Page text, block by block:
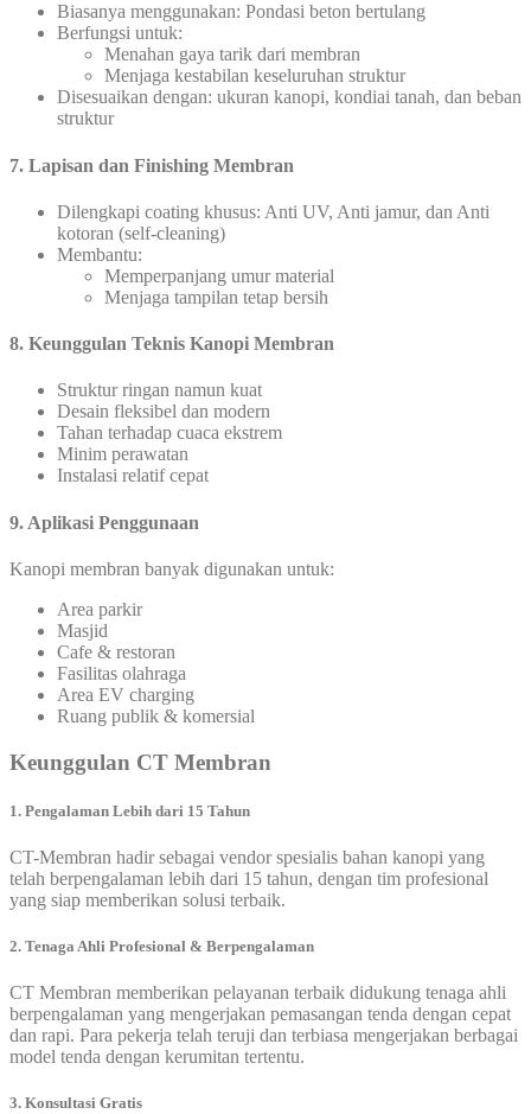
Biasanya menggunakan: Pondasi beton bertulang
Berfungsi untuk:
Menahan gaya tarik dari membran
Menjaga kestabilan keseluruhan struktur
Disesuaikan dengan: ukuran kanopi, kondiai tanah, dan beban
struktur
7. Lapisan dan Finishing Membran
Dilengkapi coating khusus: Anti UV, Anti jamur, dan Anti
kotoran (self-cleaning)
Membantu:
Memperpanjang umur material
Menjaga tampilan tetap bersih
8. Keunggulan Teknis Kanopi Membran
Struktur ringan namun kuat
Desain fleksibel dan modern
Tahan terhadap cuaca ekstrem
Minim perawatan
Instalasi relatif cepat
9. Aplikasi Penggunaan
Kanopi membran banyak digunakan untuk:
Area parkir
Masjid
Cafe & restoran
Fasilitas olahraga
Area EV charging
Ruang publik & komersial
Keunggulan CT Membran
1. Pengalaman Lebih dari 15 Tahun
CT-Membran hadir sebagai vendor spesialis bahan kanopi yang
telah berpengalaman lebih dari 15 tahun, dengan tim profesional
yang siap memberikan solusi terbaik.
2. Tenaga Ahli Profesional & Berpengalaman
CT Membran memberikan pelayanan terbaik didukung tenaga ahli
berpengalaman yang mengerjakan pemasangan tenda dengan cepat
dan rapi. Para pekerja telah teruji dan terbiasa mengerjakan berbagai
model tenda dengan kerumitan tertentu.
3. Konsultasi Gratis